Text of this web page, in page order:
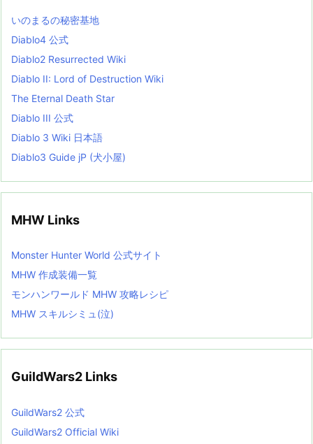
i
s
t
いのまるの秘密基地
Diablo4 公式
Diablo2 Resurrected Wiki
Diablo II: Lord of Destruction Wiki
The Eternal Death Star
Diablo III 公式
Diablo 3 Wiki 日本語
Diablo3 Guide jP (犬小屋)
MHW Links
Monster Hunter World 公式サイト
MHW 作成装備一覧
モンハンワールド MHW 攻略レシピ
MHW スキルシミュ(泣)
GuildWars2 Links
GuildWars2 公式
GuildWars2 Official Wiki